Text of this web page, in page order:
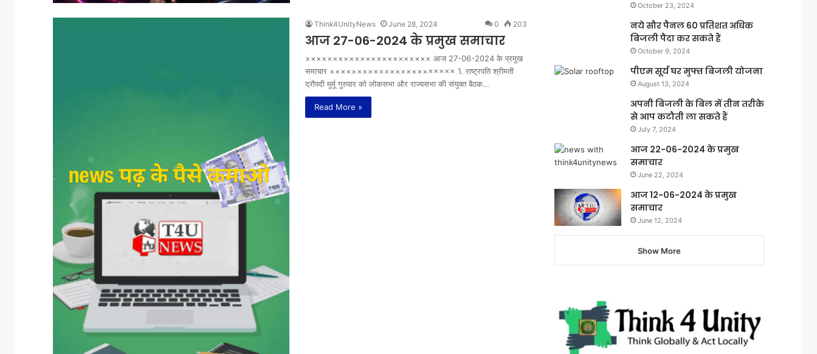
Think4UnityNews June 28, 2024 0 203
आज 27-06-2024 के प्रमुख समाचार
××××××××××××××××××××××× आज 27-06-2024 के प्रमुख
समाचार ××××××××××××××××××××××× 1. राष्ट्रपति श्रीमती
द्रौपदी मुर्मू गुरुवार को लोकसभा और राज्यसभा की संयुक्त बैठक…
Read More »
October 23, 2024
नये सौर पैनल 60 प्रतिशत अधिक
बिजली पैदा कर सकते हैं
October 9, 2024
पीएम सूर्य घर मुफ्त बिजली योजना
August 13, 2024
अपनी बिजली के बिल में तीन तरीके
से आप कटौती ला सकते हैं
July 7, 2024
आज 22-06-2024 के प्रमुख
समाचार
June 22, 2024
आज 12-06-2024 के प्रमुख
समाचार
June 12, 2024
Show More